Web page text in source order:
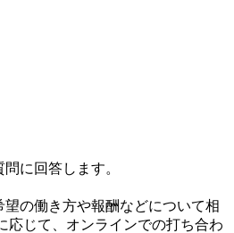
に回答します。
の働き方や報酬などについて相
応じて、オンラインでの打ち合わ